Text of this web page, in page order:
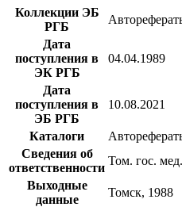
Коллекции ЭБ
РГБ
Дата
поступления в
ЭК РГБ
04.04.1989
Дата
поступления в
ЭБ РГБ
10.08.2021
Каталоги
Сведения об
ответственности
Том. гос.
Выходные
данные
Томск, 1988